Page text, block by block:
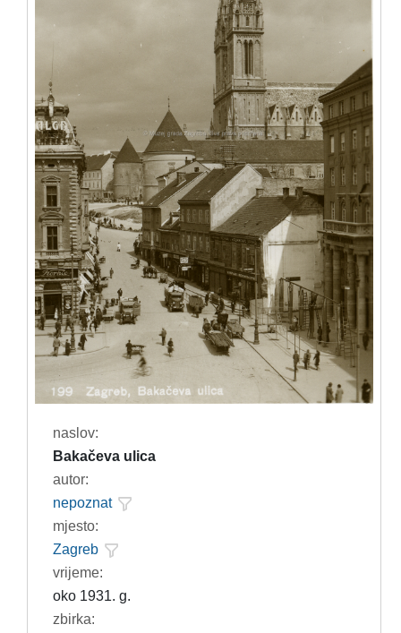
naslov:
Bakačeva ulica
autor:
nepoznat
mjesto:
Zagreb
vrijeme:
oko 1931. g.
zbirka: